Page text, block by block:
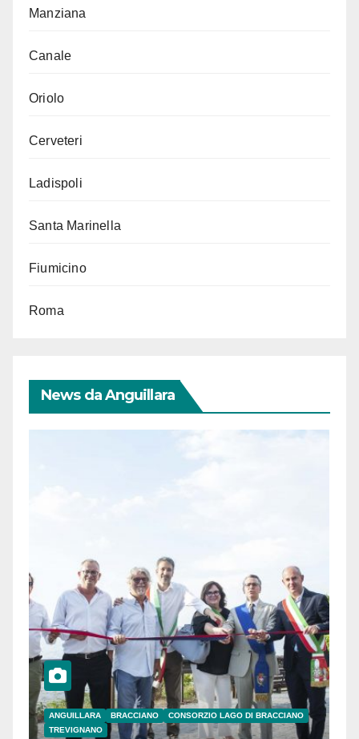
Manziana
Canale
Oriolo
Cerveteri
Ladispoli
Santa Marinella
Fiumicino
Roma
News da Anguillara
ANGUILLARA BRACCIANO
CONSORZIO LAGO DI BRACCIANO
TREVIGNANO